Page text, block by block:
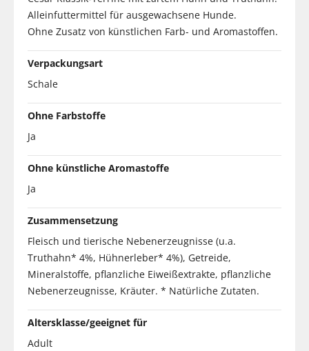
Alleinfuttermittel für ausgewachsene Hunde.
Ohne Zusatz von künstlichen Farb- und Aromastoffen.
Verpackungsart
Schale
Ohne Farbstoffe
Ja
Ohne künstliche Aromastoffe
Ja
Zusammensetzung
Fleisch und tierische Nebenerzeugnisse (u.a.
Truthahn* 4%, Hühnerleber* 4%), Getreide,
Mineralstoffe, pflanzliche Eiweißextrakte, pflanzliche
Nebenerzeugnisse, Kräuter. * Natürliche Zutaten.
Altersklasse/geeignet für
Adult